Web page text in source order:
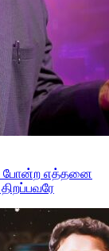
போன்ற எத்தனை